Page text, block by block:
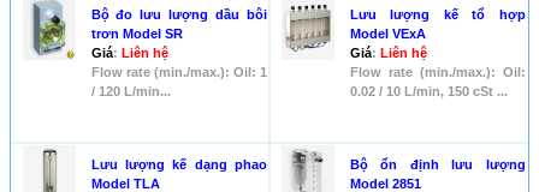
Bộ đo lưu lượng dầu bôi
trơn Model SR
Giá: Liên hệ
Flow rate (min./max.): Oil: 1
/ 120 L/min...
Lưu lượng kế tổ hợp
Model VExA
Giá: Liên hệ
Flow rate (min./max.): Oil:
0.02 / 10 L/min, 150 cSt ...
Lưu lượng kế dạng phao
Model TLA
Bộ ổn định lưu lượng
Model 2851